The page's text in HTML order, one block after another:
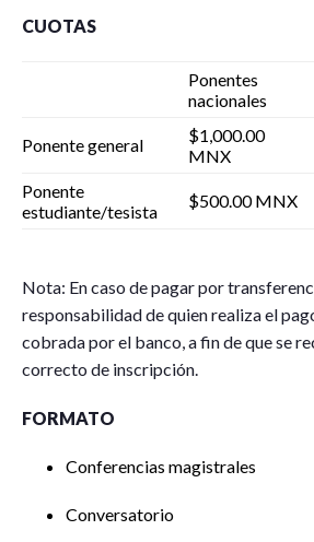
CUOTAS
Ponentes
nacionales
Ponente general
$1,000.00
MNX
Ponente
estudiante/tesista
$500.00 MNX
Nota: En caso de pagar por
responsabilidad de quien realiza el
cobrada por el banco, a fin de que se
correcto de inscripción.
FORMATO
Conferencias magistrales
Conversatorio